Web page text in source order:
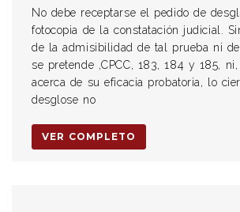
No debe receptarse el pedido de
fotocopia de la constatación judicial.
de la admisibilidad de tal prueba ni
se pretende ,CPCC, 183, 184 y 185,
acerca de su eficacia probatoria, lo
desglose no
VER COMPLETO